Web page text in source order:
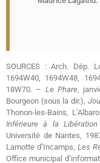
SOURCES : Arch. Dép.
1694W40, 1694W48,
18W70. – Le Phare,
Bourgeon (sous la dir.),
Thonon-les-Bains,
Inférieure à la Libération
Université de Nantes,
Lamotte d’Incamps,Les
Office municipal